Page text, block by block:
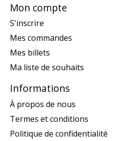
Mon compte
S'inscrire
Mes commandes
Mes billets
Ma liste de souhaits
Informations
À propos de nous
Termes et conditions
Politique de confidentialité